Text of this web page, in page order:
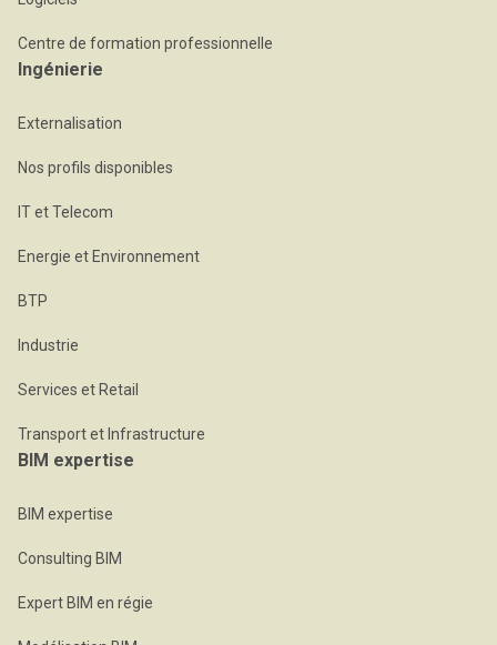
Centre de formation professionnelle
Ingénierie
Externalisation
Nos profils disponibles
IT et Telecom
Energie et Environnement
BTP
Industrie
Services et Retail
Transport et Infrastructure
BIM expertise
BIM expertise
Consulting BIM
Expert BIM en régie